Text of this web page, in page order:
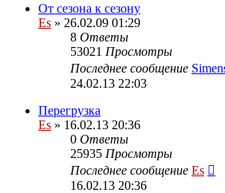
От сезона к сезону
Es » 26.02.09 01:29
8 Ответы
53021 Просмотры
Последнее сообщение
24.02.13 22:03
Перегрузка
Es » 16.02.13 20:36
0 Ответы
25935 Просмотры
Последнее сообщение Es
16.02.13 20:36